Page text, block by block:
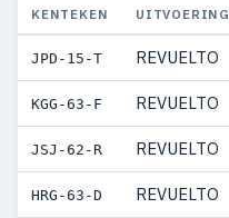
KENTEKEN UITVOERING
JPD-15-T REVUELTO
KGG-63-F REVUELTO
JSJ-62-R REVUELTO
HRG-63-D REVUELTO